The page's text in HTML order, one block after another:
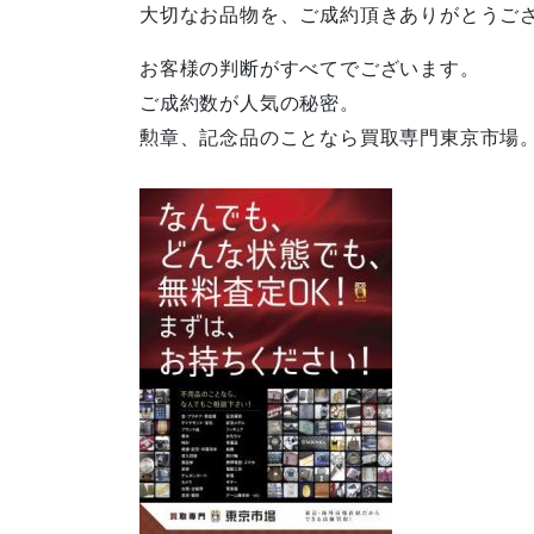
大切なお品物を、ご成約頂きありがとうご
お客様の判断がすべてでございます。
ご成約数が人気の秘密。
勲章、記念品のことなら買取専門東京市場。